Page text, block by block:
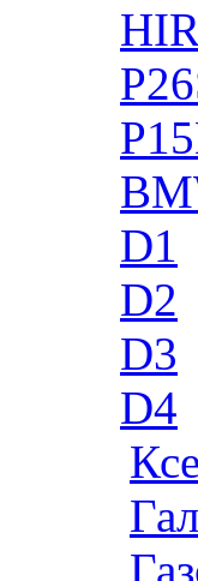
D1
D2
D3
D4